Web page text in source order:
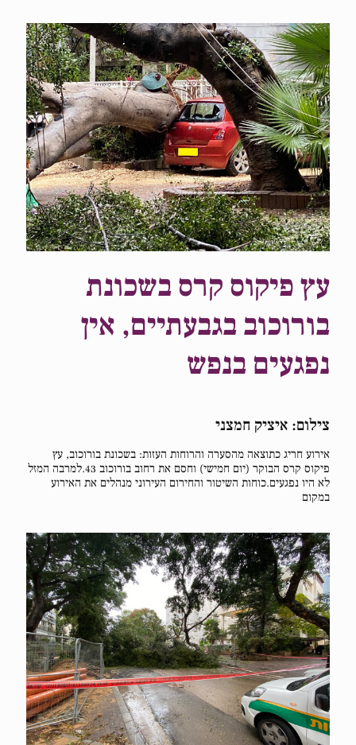
עץ פיקוס קרס בשכונת
בורוכוב בגבעתיים, אין
נפגעים בנפש
צילום: איציק חמצני
אירוע חריג כתוצאה מהסערה והרוחות העזות: בשכונת בורוכוב, עץ
פיקוס קרס הבוקר (יום חמישי) וחסם את רחוב בורוכוב 43.למרבה המזל
לא היו נפגעים.כוחות השיטור והחירום העירוני מנהלים את האירוע
במקום